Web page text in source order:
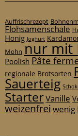
Auffrischrezept
Flohsamenschale
Honig Joghurt
Mohn nur mit
Poolish Pâte
regionale Brotsorten
Sauerteig
StarterVanille
weizenfrei wenig